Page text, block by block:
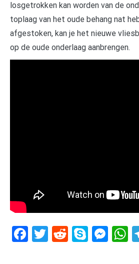
losgetrokken kan worden van de
toplaag van het oude behang nat
afgestoken, kan je het nieuwe
op de oude onderlaag aanbrengen.
Facebook
Twitter
RedditSkype